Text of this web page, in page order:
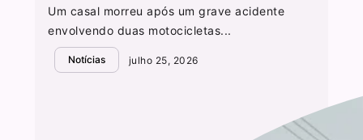
Um casal morreu após um grave acidente
envolvendo duas motocicletas...
Notícias julho 25, 2026